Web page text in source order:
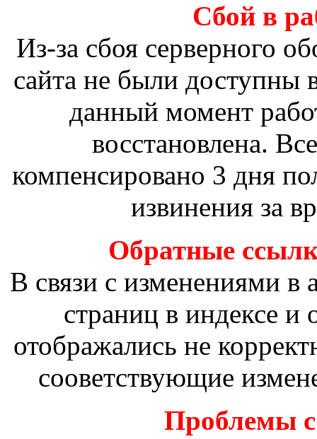
Сбой в
Из-за сбоя серверного
сайта не были доступны
данный момент
восстановлена.
компенсировано 3 дня
извинения за
Обратные
В связи с изменениями в
страниц в индексе
отображались не
сооветствующие
Проблемы с